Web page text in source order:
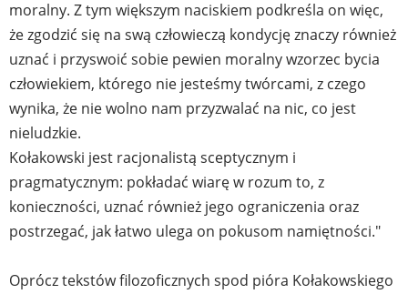
moralny. Z tym większym naciskiem podkreśla on więc,
że zgodzić się na swą człowieczą kondycję znaczy również
uznać i przyswoić sobie pewien moralny wzorzec bycia
człowiekiem, którego nie jesteśmy twórcami, z czego
wynika, że nie wolno nam przyzwalać na nic, co jest
nieludzkie.
Kołakowski jest racjonalistą sceptycznym i
pragmatycznym: pokładać wiarę w rozum to, z
konieczności, uznać również jego ograniczenia oraz
postrzegać, jak łatwo ulega on pokusom namiętności."
Oprócz tekstów filozoficznych spod pióra Kołakowskiego